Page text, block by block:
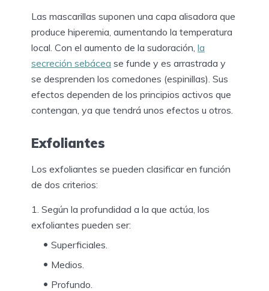
Las mascarillas suponen una capa alisadora que
produce hiperemia, aumentando la temperatura
local. Con el aumento de la sudoración, la
secreción sebácea se funde y es arrastrada y
se desprenden los comedones (espinillas). Sus
efectos dependen de los principios activos que
contengan, ya que tendrá unos efectos u otros.
Exfoliantes
Los exfoliantes se pueden clasificar en función
de dos criterios:
Según la profundidad a la que actúa, los
exfoliantes pueden ser:
Superficiales.
Medios.
Profundo.